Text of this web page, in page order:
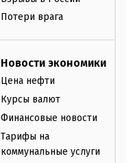
Потери врага
Новости экономики
Цена нефти
Курсы валют
Финансовые новости
Тарифы на
коммунальные услуги